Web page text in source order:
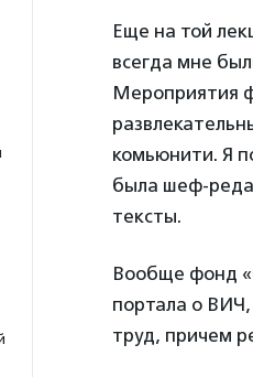
Еще на той
всегда мне
Мероприятия
комьюнити. Я
была шеф-
тексты.
Вообще фонд
портала о ВИЧ,
труд, причем